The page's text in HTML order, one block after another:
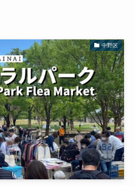
中野区